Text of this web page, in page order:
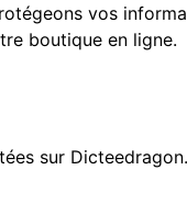
vos
boutique en ligne.
sur